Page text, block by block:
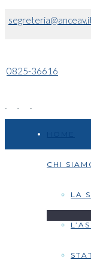
0825-36616
CHI
LA